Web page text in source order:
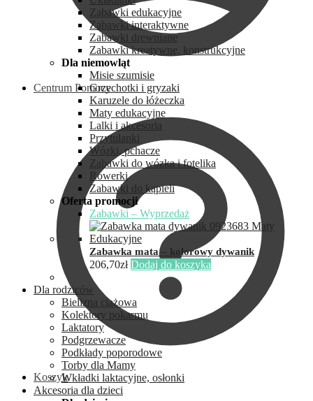
Centrum Pomocy
Koszyk
Zabawki edukacyjne
Zabawki interaktywne
Zabawki drewniane
Zabawki kreatywne, konstrukcyjne
Dla niemowląt
Misie szumisie
Grzechotki i gryzaki
Karuzele do łóżeczka
Maty edukacyjne
Lalki i akcesoria
Przytulanki
Wózki, pchacze
Zabawki do wózka i fotelika
Rowerki
Zabawki do kąpieli
Oferta promocji
Zabawki – Wyprzedaż
Zabawka mata – kolorowy dywanik
206,70zł Dodaj do koszyka
Dla rodziców
Bielizna ciążowa
Kolektory pokarmu
Laktatory
Podgrzewacze
Podkłady poporodowe
Torby dla Mamy
Wkładki laktacyjne, osłonki
Akcesoria dla dzieci